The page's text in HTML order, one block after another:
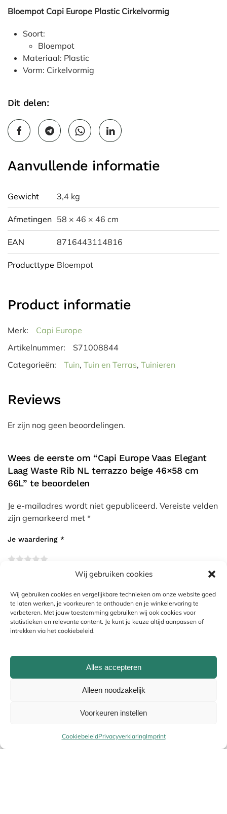
Wij gebruiken cookies
Wij gebruiken cookies en vergelijkbare technieken om onze website goed
te laten werken, je voorkeuren te onthouden en je winkelervaring te
verbeteren. Met jouw toestemming gebruiken wij ook cookies voor
statistieken en relevante content. Je kunt je keuze altijd aanpassen of
intrekken via het cookiebeleid.
Alles accepteren
Alleen noodzakelijk
Voorkeuren instellen
CookiebeleidPrivacyverklaringImprint
Bloempot Capi Europe Plastic Cirkelvormig
Soort:
Bloempot
Materiaal: Plastic
Vorm: Cirkelvormig
Dit delen:
Aanvullende informatie
Gewicht 3,4 kg
Afmetingen 58 × 46 × 46 cm
EAN 8716443114816
Producttype Bloempot
Product informatie
Merk:
Capi Europe
Artikelnummer:
S71008844
Categorieën:
Tuin, Tuin en Terras, Tuinieren
Reviews
Er zijn nog geen beoordelingen.
Wees de eerste om “Capi Europe Vaas Elegant
Laag Waste Rib NL terrazzo beige 46×58 cm
66L” te beoordelen
Je e-mailadres wordt niet gepubliceerd. Vereiste velden
zijn gemarkeerd met *
Je waardering *